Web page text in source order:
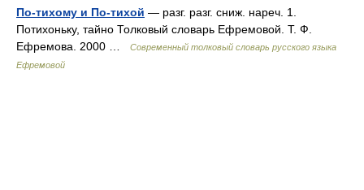
По-тихому и По-тихой — разг. разг. сниж. нареч. 1.
Потихоньку, тайно Толковый словарь Ефремовой. Т. Ф.
Ефремова. 2000 …
Современный толковый словарь русского языка
Ефремовой